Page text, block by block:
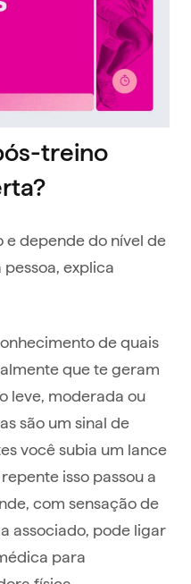
treino
e depende do nível de
explica
de quais
que te geram
leve, moderada ou
são um sinal de
você subia um lance
isso passou a
com sensação de
associado, pode ligar
para